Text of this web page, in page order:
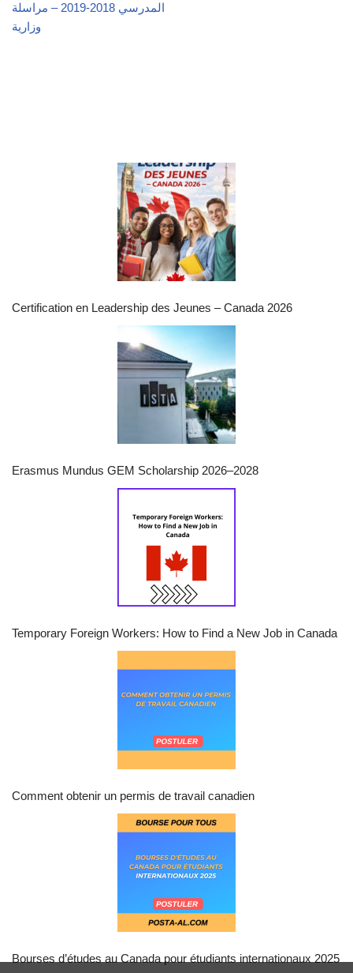
المدرسي 2018-2019 – مراسلة
وزارية
Certification en Leadership des Jeunes – Canada 2026
Erasmus Mundus GEM Scholarship 2026–2028
Temporary Foreign Workers: How to Find a New Job in Canada
Comment obtenir un permis de travail canadien
Bourses d’études au Canada pour étudiants internationaux 2025